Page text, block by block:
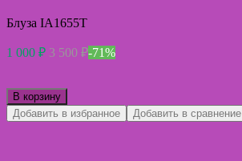
Блуза IA1655T
1 000 ₽ 3 500 ₽-71%
В корзину
Добавить в избранное
Добавить в сравнение